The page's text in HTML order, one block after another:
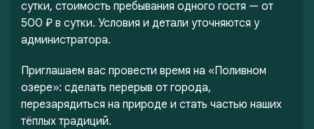
сутки, стоимость пребывания одного гостя — от
500 ₽ в сутки. Условия и детали уточняются у
администратора.
Приглашаем вас провести время на «Поливном
озере»: сделать перерыв от города,
перезарядиться на природе и стать частью наших
тёплых традиций.